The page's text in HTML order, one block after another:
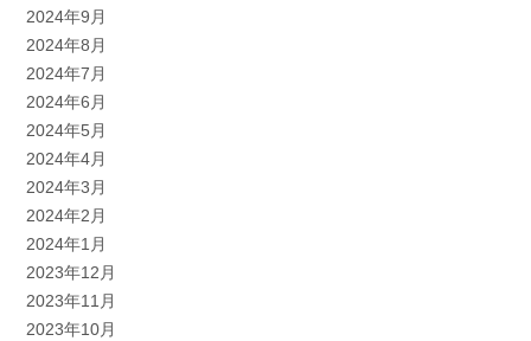
2024年9月
2024年8月
2024年7月
2024年6月
2024年5月
2024年4月
2024年3月
2024年2月
2024年1月
2023年12月
2023年11月
2023年10月